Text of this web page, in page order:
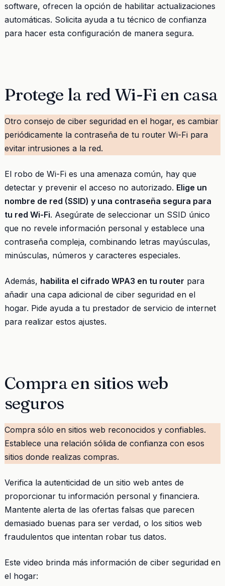
software, ofrecen la opción de habilitar actualizaciones
automáticas. Solicita ayuda a tu técnico de confianza
para hacer esta configuración de manera segura.
Protege la red Wi-Fi en casa
Otro consejo de ciber seguridad en el hogar, es cambiar
periódicamente la contraseña de tu router Wi-Fi para
evitar intrusiones a la red.
El robo de Wi-Fi es una amenaza común, hay que
detectar y prevenir el acceso no autorizado. Elige un
nombre de red (SSID) y una contraseña segura para
tu red Wi-Fi. Asegúrate de seleccionar un SSID único
que no revele información personal y establece una
contraseña compleja, combinando letras mayúsculas,
minúsculas, números y caracteres especiales.
Además, habilita el cifrado WPA3 en tu router para
añadir una capa adicional de ciber seguridad en el
hogar. Pide ayuda a tu prestador de servicio de internet
para realizar estos ajustes.
Compra en sitios web
seguros
Compra sólo en sitios web reconocidos y confiables.
Establece una relación sólida de confianza con esos
sitios donde realizas compras.
Verifica la autenticidad de un sitio web antes de
proporcionar tu información personal y financiera.
Mantente alerta de las ofertas falsas que parecen
demasiado buenas para ser verdad, o los sitios web
fraudulentos que intentan robar tus datos.
Este video brinda más información de ciber seguridad en
el hogar: